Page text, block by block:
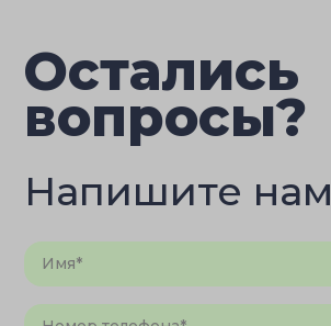
Остались
вопросы?
Напишите нам